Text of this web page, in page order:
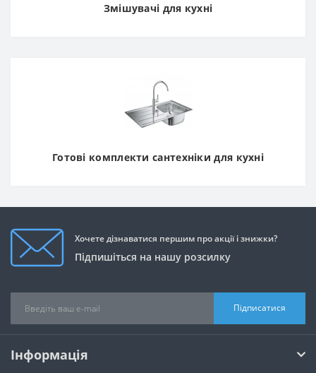
Змішувачі для кухні
Готові комплекти сантехніки для кухні
Хочете дізнаватися першим про акції і знижки?
Підпишіться на нашу розсилку
Підписатися
Інформація